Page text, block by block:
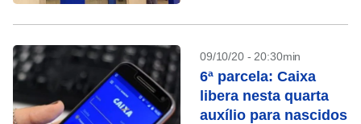
09/10/20 - 20:30min
6ª parcela: Caixa
libera nesta quarta
auxílio para nascidos